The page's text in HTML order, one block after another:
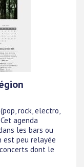
rock, electro,
agenda
les bars ou
est peu relayée
dont le